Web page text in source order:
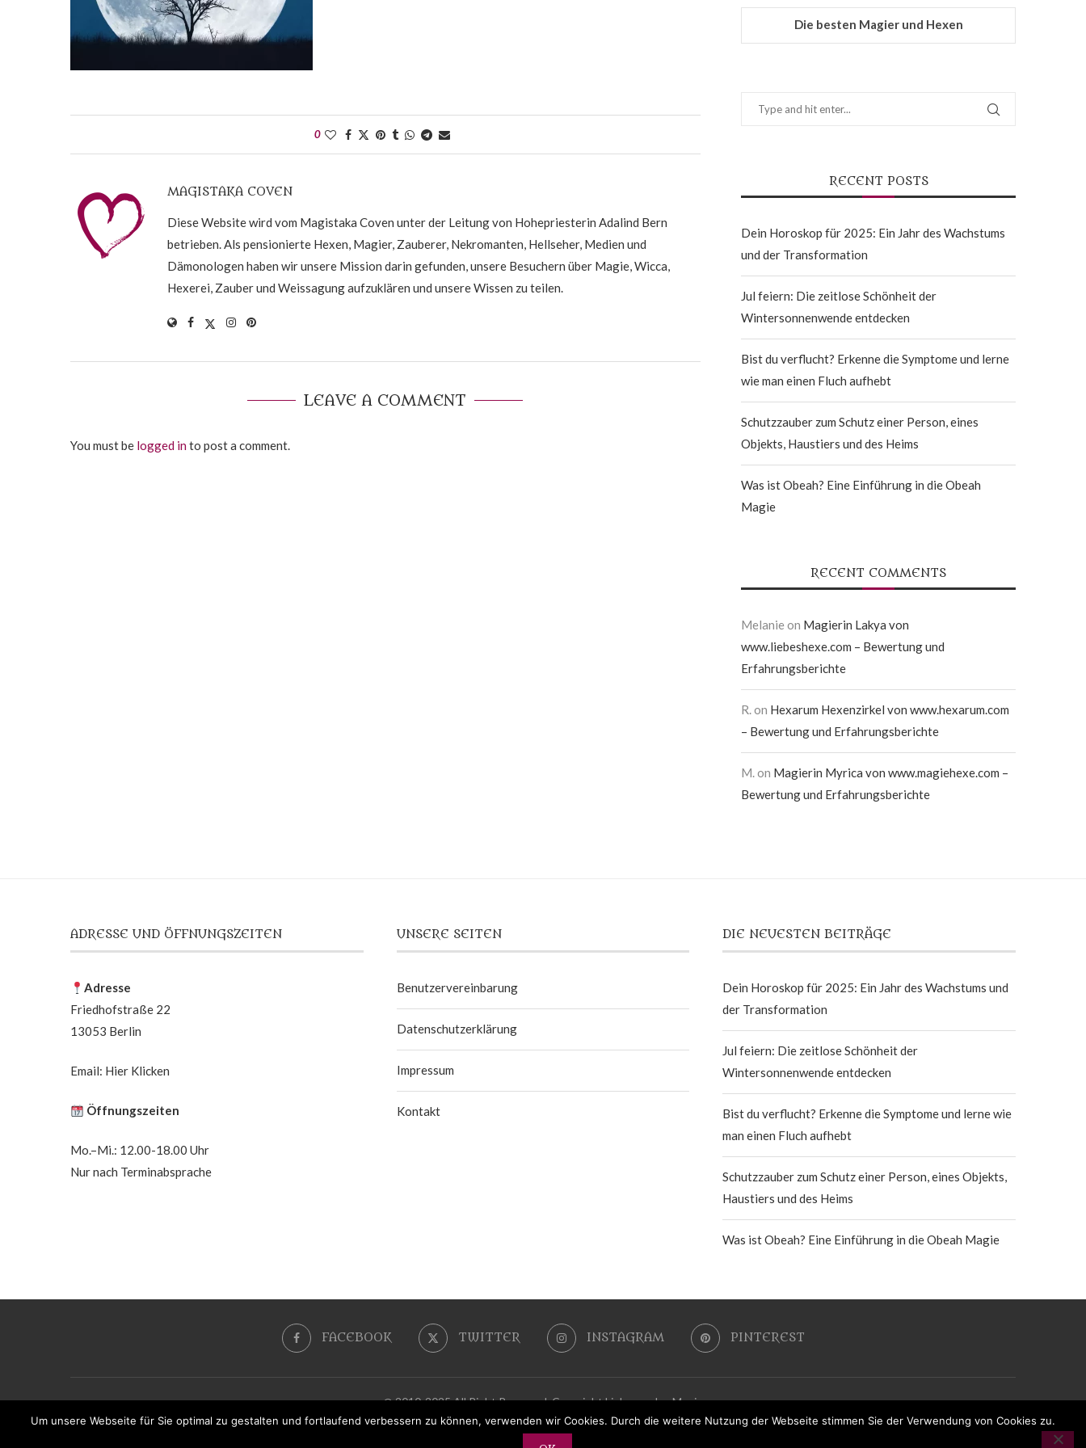
0
MAGISTAKA COVEN
Diese Website wird vom Magistaka Coven unter der Leitung von Hohepriesterin Adalind Bern
betrieben. Als pensionierte Hexen, Magier, Zauberer, Nekromanten, Hellseher, Medien und
Dämonologen haben wir unsere Mission darin gefunden, unsere Besuchern über Magie, Wicca,
Hexerei, Zauber und Weissagung aufzuklären und unsere Wissen zu teilen.
LEAVE A COMMENT
You must be logged into post a comment.
Die besten Magier und Hexen
RECENT POSTS
Dein Horoskop für 2025: Ein Jahr des Wachstums
und der Transformation
Jul feiern: Die zeitlose Schönheit der
Wintersonnenwende entdecken
Bist du verflucht? Erkenne die Symptome und lerne
wie man einen Fluch aufhebt
Schutzzauber zum Schutz einer Person, eines
Objekts, Haustiers und des Heims
Was ist Obeah? Eine Einführung in die Obeah
Magie
RECENT COMMENTS
Melanie on Magierin Lakya von
www.liebeshexe.com – Bewertung und
Erfahrungsberichte
R.on Hexarum Hexenzirkel von www.hexarum.com
– Bewertung und Erfahrungsberichte
M.on Magierin Myrica von www.magiehexe.com –
Bewertung und Erfahrungsberichte
ADRESSE UND ÖFFNUNGSZEITEN
Adresse
Friedhofstraße 22
13053 Berlin
Email: Hier Klicken
Öffnungszeiten
Mo.–Mi.: 12.00-18.00 Uhr
Nur nach Terminabsprache
UNSERE SEITEN
Benutzervereinbarung
Datenschutzerklärung
Impressum
Kontakt
DIE NEUESTEN BEITRÄGE
Dein Horoskop für 2025: Ein Jahr des Wachstums und
der Transformation
Jul feiern: Die zeitlose Schönheit der
Wintersonnenwende entdecken
Bist du verflucht? Erkenne die Symptome und lerne wie
man einen Fluch aufhebt
Schutzzauber zum Schutz einer Person, eines Objekts,
Haustiers und des Heims
Was ist Obeah? Eine Einführung in die Obeah Magie
FACEBOOK TWITTER INSTAGRAM PINTEREST
@ 2010-2025 All Right Reserved. Copyright LiebeszauberMagie
Um unsere Webseite für Sie optimal zu gestalten und fortlaufend verbessern zu können, verwenden wir Cookies. Durch die weitere Nutzung der Webseite stimmen Sie der Verwendung von Cookies zu.